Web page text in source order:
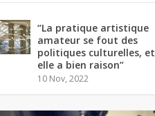
“La pratique artistique
amateur se fout des
politiques culturelles, et
elle a bien raison”
10 Nov, 2022